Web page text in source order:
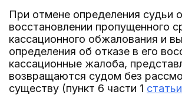
При отмене определения судьи о
восстановлении пропущенного
кассационного обжалования и
определения об отказе в его
кассационные жалоба,
возвращаются судом без
существу (пункт 6 части 1